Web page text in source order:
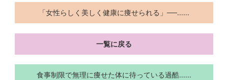
「女性らしく美しく健康に痩せられる」──......
一覧に戻る
食事制限で無理に痩せた体に待っている過酷......